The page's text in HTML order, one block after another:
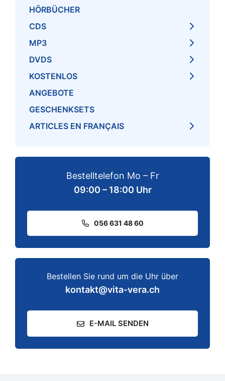
HÖRBÜCHER
CDS
MP3
DVDS
KOSTENLOS
ANGEBOTE
GESCHENKSETS
ARTICLES EN FRANÇAIS
Bestelltelefon Mo – Fr
09:00 – 18:00 Uhr
056 631 48 60
Bestellen Sie rund um die Uhr über
kontakt@vita-vera.ch
E-MAIL SENDEN